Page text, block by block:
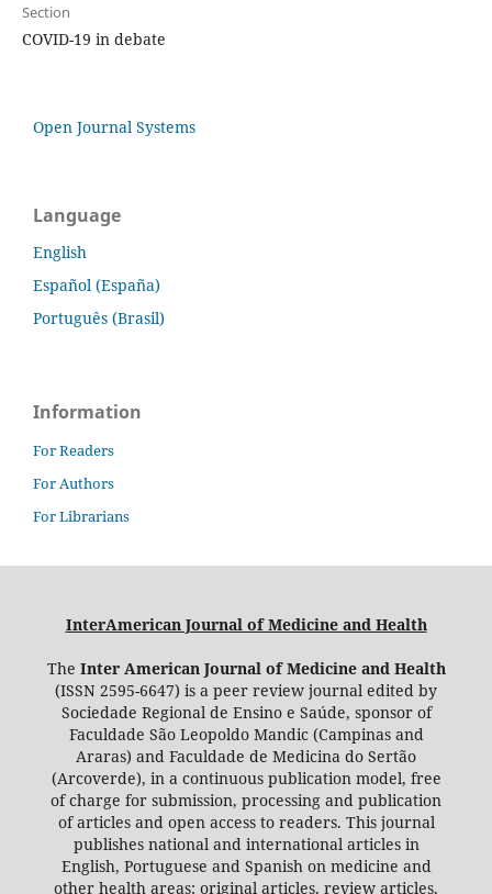
Section
COVID-19 in debate
Open Journal Systems
Language
English
Español (España)
Português (Brasil)
Information
For Readers
For Authors
For Librarians
InterAmerican Journal of Medicine and Health
The Inter American Journal of Medicine and Health
(ISSN 2595-6647) is a peer review journal edited by
Sociedade Regional de Ensino e Saúde, sponsor of
Faculdade São Leopoldo Mandic (Campinas and
Araras) and Faculdade de Medicina do Sertão
(Arcoverde), in a continuous publication model, free
of charge for submission, processing and publication
of articles and open access to readers. This journal
publishes national and international articles in
English, Portuguese and Spanish on medicine and
other health areas: original articles, review articles,